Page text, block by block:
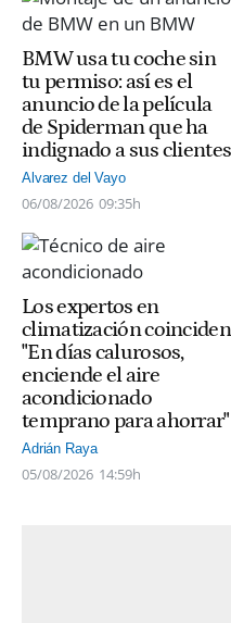
BMW usa tu coche sin
tu permiso: así es el
anuncio de la película
de Spiderman que ha
indignado a sus clientes
Alvarez del Vayo
06/08/2026 09:35h
Los expertos en
climatización
"En días calurosos,
enciende el aire
acondicionado
temprano para ahorrar"
Adrián Raya
05/08/2026 14:59h